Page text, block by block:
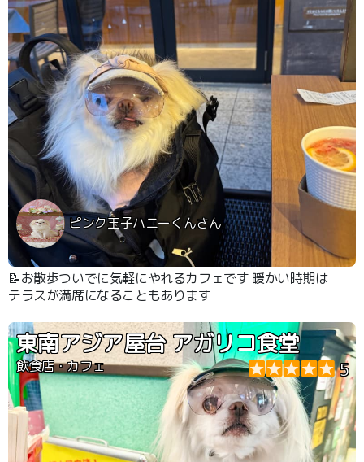
ピンク王子ハニーくんさん
📝お散歩ついでに気軽にやれるカフェです 暖かい時期は
テラスが満席になることもあります
東南アジア屋台 アガリコ食堂
飲食店・カフェ 5